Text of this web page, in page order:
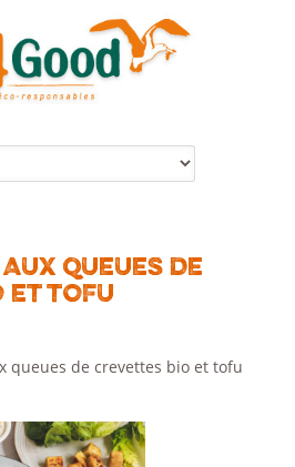
QUEUES DE
ET TOFU
queues de crevettes bio et tofu